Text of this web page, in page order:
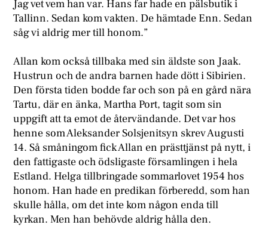
Jag vet vem han var. Hans far hade en pälsbutik i
Tallinn. Sedan kom vakten. De hämtade Enn. Sedan
såg vi aldrig mer till honom.”
Allan kom också tillbaka med sin äldste son Jaak.
Hustrun och de andra barnen hade dött i Sibirien.
Den första tiden bodde far och son på en gård nära
Tartu, där en änka, Martha Port, tagit som sin
uppgift att ta emot de återvändande. Det var hos
henne som Aleksander Solsjenitsyn skrev Augusti
14. Så småningom fick Allan en prästtjänst på nytt, i
den fattigaste och ödsligaste församlingen i hela
Estland. Helga tillbringade sommarlovet 1954 hos
honom. Han hade en predikan förberedd, som han
skulle hålla, om det inte kom någon enda till
kyrkan. Men han behövde aldrig hålla den.